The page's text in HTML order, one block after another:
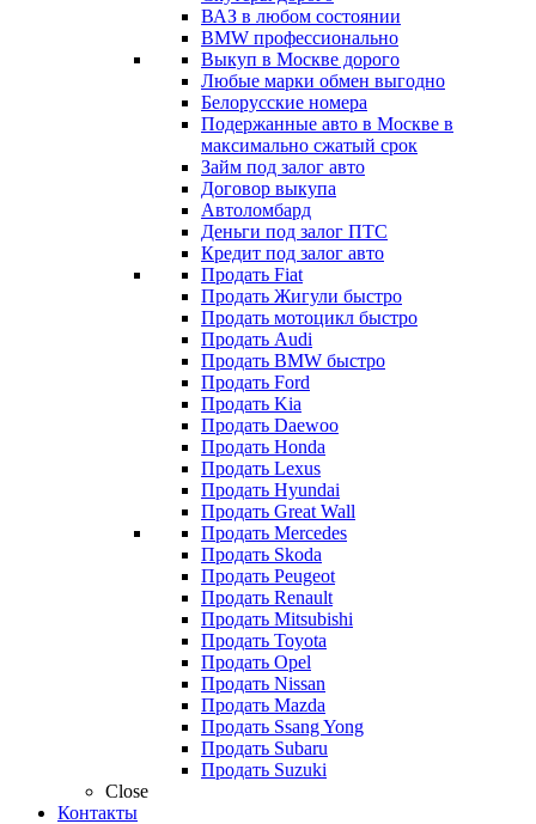
ВАЗ в любом состоянии
BMW профессионально
Выкуп в Москве дорого
Любые марки обмен выгодно
Белорусские номера
Подержанные авто в Москве в
максимально сжатый срок
Займ под залог авто
Договор выкупа
Автоломбард
Деньги под залог ПТС
Кредит под залог авто
Продать Fiat
Продать Жигули быстро
Продать мотоцикл быстро
Продать Audi
Продать BMW быстро
Продать Ford
Продать Kia
Продать Daewoo
Продать Honda
Продать Lexus
Продать Hyundai
Продать Great Wall
Продать Mercedes
Продать Skoda
Продать Peugeot
Продать Renault
Продать Mitsubishi
Продать Toyota
Продать Opel
Продать Nissan
Продать Mazda
Продать Ssang Yong
Продать Subaru
Продать Suzuki
Close
Контакты